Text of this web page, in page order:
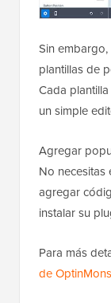
Sin
plantillas de
Cada
un simple
Agregar
No necesitas
agregar
instalar su
Para más
de